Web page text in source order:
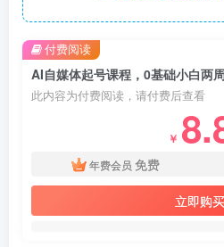
此内容为付费阅读，请付费后查看
￥
年费会员 免费
立即购买
付费阅读